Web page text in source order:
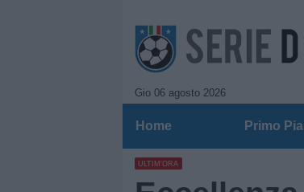
Gio 06 agosto 2026
Home Primo
ULTIM'ORA